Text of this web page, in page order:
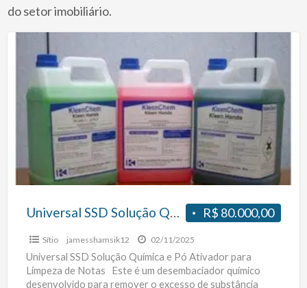
do setor imobiliário.
Solução
Química
Ativador
para
Limpeza
R$ 80.000,00
Universal SSD Solução Química e Pó Ativador para Limpeza de Notas
Sítio jamesshamsik12 02/11/2025
Universal SSD Solução Química e Pó Ativador para
Limpeza de Notas Este é um desembaciador químico
desenvolvido para remover o excesso de substância